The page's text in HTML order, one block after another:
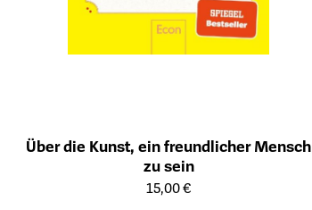
Über die Kunst, ein freundlicher Mensch
zu sein
Öffnet die Detailseite des Produkts
15,00 €